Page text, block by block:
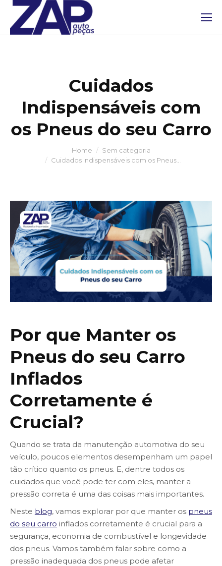
Cuidados
Indispensáveis com
os Pneus do seu Carro
Home
Sem categoria
Cuidados Indispensáveis com os Pneus…
Por que Manter os
Pneus do seu Carro
Inflados
Corretamente é
Crucial?
Quando se trata da manutenção automotiva do seu
veículo, poucos elementos desempenham um papel
tão crítico quanto os pneus. E, dentre todos os
cuidados que você pode ter com eles, manter a
pressão correta é uma das coisas mais importantes.
Neste blog, vamos explorar por que manter os pneus
do seu carro inflados corretamente é crucial para a
segurança, economia de combustível e longevidade
dos pneus. Vamos também falar sobre como a
pressão inadequada dos pneus pode afetar